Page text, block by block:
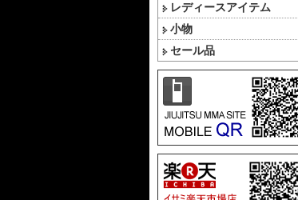
レディースアイテム
小物
セール品